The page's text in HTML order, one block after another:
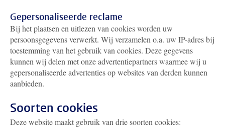
Gepersonaliseerde reclame
Bij het plaatsen en uitlezen van cookies worden uw
persoonsgegevens verwerkt. Wij verzamelen o.a. uw IP-adres bij
toestemming van het gebruik van cookies. Deze gegevens
kunnen wij delen met onze advertentiepartners waarmee wij u
gepersonaliseerde advertenties op websites van derden kunnen
aanbieden.
Soorten cookies
Deze website maakt gebruik van drie soorten cookies: